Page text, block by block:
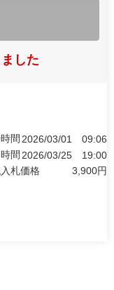
した
間 2026/03/01
09:06
間 2026/03/25
19:00
札価格
3,900円